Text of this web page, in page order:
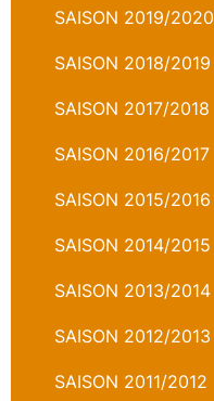
SAISON 2019/2020
SAISON 2018/2019
SAISON 2017/2018
SAISON 2016/2017
SAISON 2015/2016
SAISON 2014/2015
SAISON 2013/2014
SAISON 2012/2013
SAISON 2011/2012